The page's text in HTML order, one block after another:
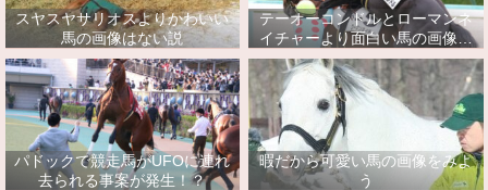
スヤスヤサリオスよりかわいい
馬の画像はない説
テーオーコンドルとローマンネ
イチャーより面白い馬の画像っ
てあるの？
パドックで競走馬がUFOに連れ
去られる事案が発生！？
暇だから可愛い馬の画像をみよ
う